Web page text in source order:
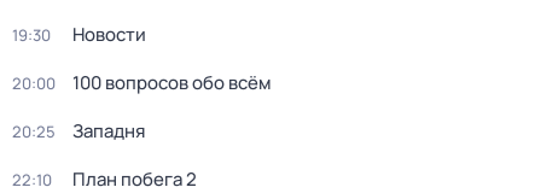
19:30 Новости
20:00 100 вопросов обо всём
20:25 Западня
22:10 План побега 2